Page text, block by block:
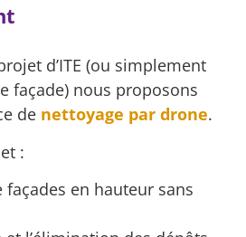
d’ITE (ou simplement
façade) nous proposons
de nettoyage par drone.
:
façades en hauteur sans